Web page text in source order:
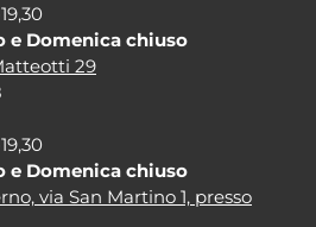
Domenica chiuso
29
Domenica chiuso
via San Martino 1, presso